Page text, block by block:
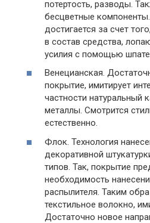
потертость, разводы.
бесцветные
достигается за счет
в состав средства,
усилия с помощью
Венецианская.
покрытие, имитирует
частности натуральный
металлы. Смотрится
естественно.
Флок. Технология
декоративной
типов. Так, покрытие
необходимость
распылителя. Таким
текстильное волокно,
Достаточно новое